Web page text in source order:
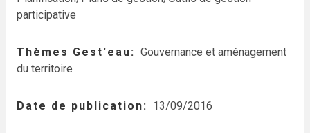
participative
Thèmes Gest'eau
Gouvernance et aménagement
du territoire
Date de publication 13/09/2016